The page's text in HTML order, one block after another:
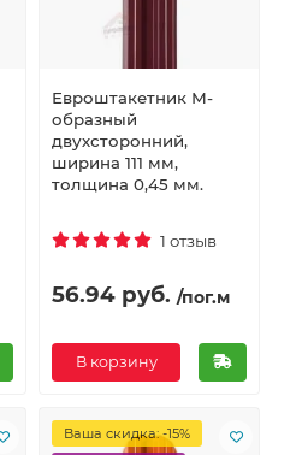
Евроштакетник М-
образный
двухсторонний,
ширина 111 мм,
толщина 0,45 мм.
1 отзыв
56.94 руб. /пог.м
В корзину
Ваша скидка: -15%